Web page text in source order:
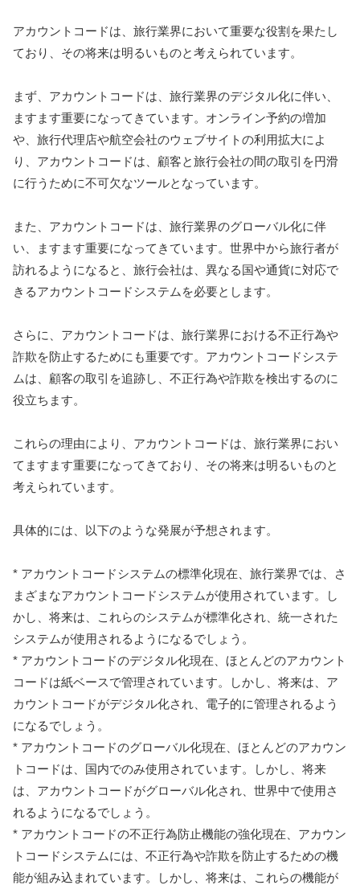
アカウントコードは、旅行業界において重要な役割を果たし
ており、その将来は明るいものと考えられています。
まず、アカウントコードは、旅行業界のデジタル化に伴い、
ますます重要になってきています。オンライン予約の増加
や、旅行代理店や航空会社のウェブサイトの利用拡大によ
り、アカウントコードは、顧客と旅行会社の間の取引を円滑
に行うために不可欠なツールとなっています。
また、アカウントコードは、旅行業界のグローバル化に伴
い、ますます重要になってきています。世界中から旅行者が
訪れるようになると、旅行会社は、異なる国や通貨に対応で
きるアカウントコードシステムを必要とします。
さらに、アカウントコードは、旅行業界における不正行為や
詐欺を防止するためにも重要です。アカウントコードシステ
ムは、顧客の取引を追跡し、不正行為や詐欺を検出するのに
役立ちます。
これらの理由により、アカウントコードは、旅行業界におい
てますます重要になってきており、その将来は明るいものと
考えられています。
具体的には、以下のような発展が予想されます。
* アカウントコードシステムの標準化現在、旅行業界では、さ
まざまなアカウントコードシステムが使用されています。し
かし、将来は、これらのシステムが標準化され、統一された
システムが使用されるようになるでしょう。
* アカウントコードのデジタル化現在、ほとんどのアカウント
コードは紙ベースで管理されています。しかし、将来は、ア
カウントコードがデジタル化され、電子的に管理されるよう
になるでしょう。
* アカウントコードのグローバル化現在、ほとんどのアカウン
トコードは、国内でのみ使用されています。しかし、将来
は、アカウントコードがグローバル化され、世界中で使用さ
れるようになるでしょう。
* アカウントコードの不正行為防止機能の強化現在、アカウン
トコードシステムには、不正行為や詐欺を防止するための機
能が組み込まれています。しかし、将来は、これらの機能が